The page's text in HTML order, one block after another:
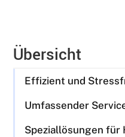
Übersicht
Effizient und
Umfassender
Speziallösungen für